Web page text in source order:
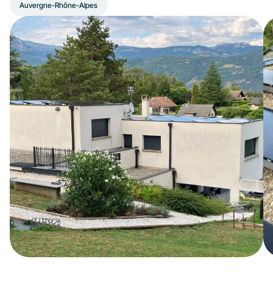
Auvergne-Rhône-Alpes